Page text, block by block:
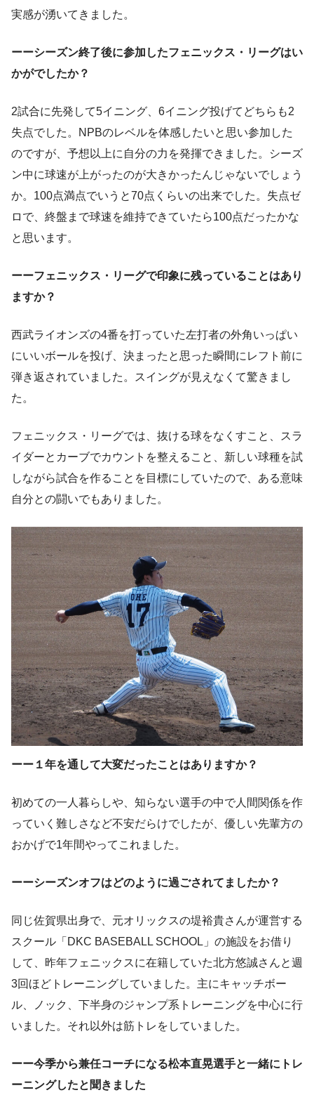
実感が湧いてきました。
ーーシーズン終了後に参加したフェニックス・リーグはい
かがでしたか？
2試合に先発して5イニング、6イニング投げてどちらも2
失点でした。NPBのレベルを体感したいと思い参加した
のですが、予想以上に自分の力を発揮できました。シーズ
ン中に球速が上がったのが大きかったんじゃないでしょう
か。100点満点でいうと70点くらいの出来でした。失点ゼ
ロで、終盤まで球速を維持できていたら100点だったかな
と思います。
ーーフェニックス・リーグで印象に残っていることはあり
ますか？
西武ライオンズの4番を打っていた左打者の外角いっぱい
にいいボールを投げ、決まったと思った瞬間にレフト前に
弾き返されていました。スイングが見えなくて驚きまし
た。
フェニックス・リーグでは、抜ける球をなくすこと、スラ
イダーとカーブでカウントを整えること、新しい球種を試
しながら試合を作ることを目標にしていたので、ある意味
自分との闘いでもありました。
ーー１年を通して大変だったことはありますか？
初めての一人暮らしや、知らない選手の中で人間関係を作
っていく難しさなど不安だらけでしたが、優しい先輩方の
おかげで1年間やってこれました。
ーーシーズンオフはどのように過ごされてましたか？
同じ佐賀県出身で、元オリックスの堤裕貴さんが運営する
スクール「DKC BASEBALL SCHOOL」の施設をお借り
して、昨年フェニックスに在籍していた北方悠誠さんと週
3回ほどトレーニングしていました。主にキャッチボー
ル、ノック、下半身のジャンプ系トレーニングを中心に行
いました。それ以外は筋トレをしていました。
ーー今季から兼任コーチになる松本直晃選手と一緒にトレ
ーニングしたと聞きました